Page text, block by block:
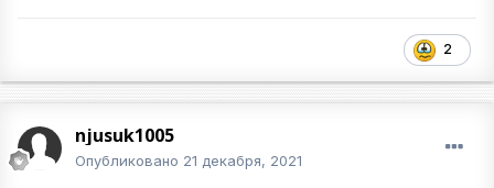
2
njusuk1005
Опубликовано 21 декабря, 2021